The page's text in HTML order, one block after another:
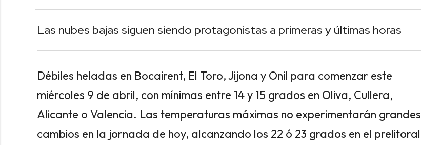
Las nubes bajas siguen siendo protagonistas a primeras y últimas horas
Débiles heladas en Bocairent, El Toro, Jijona y Onil para comenzar este
miércoles 9 de abril, con mínimas entre 14 y 15 grados en Oliva, Cullera,
Alicante o Valencia. Las temperaturas máximas no experimentarán grandes
cambios en la jornada de hoy, alcanzando los 22 ó 23 grados en el prelitoral